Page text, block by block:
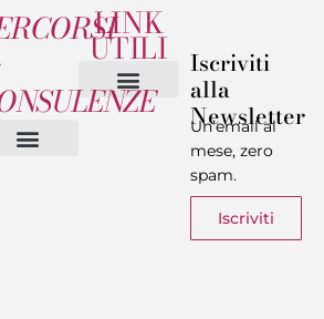
LINK
UTILI Iscriviti
alla
Newsletter
Un’email al
mese, zero
spam.
Iscriviti